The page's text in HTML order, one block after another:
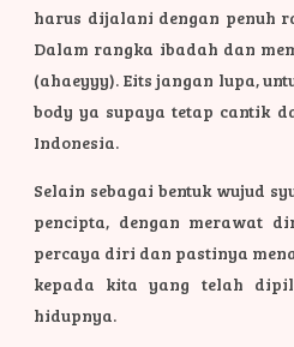
harus dijalani dengan penuh
Dalam rangka ibadah dan
(ahaeyyy). Eits jangan lupa,
body ya supaya tetap cantik
Indonesia.
Selain sebagai bentuk wujud
pencipta, dengan merawat
percaya diri dan pastinya
kepada kita yang telah
hidupnya.